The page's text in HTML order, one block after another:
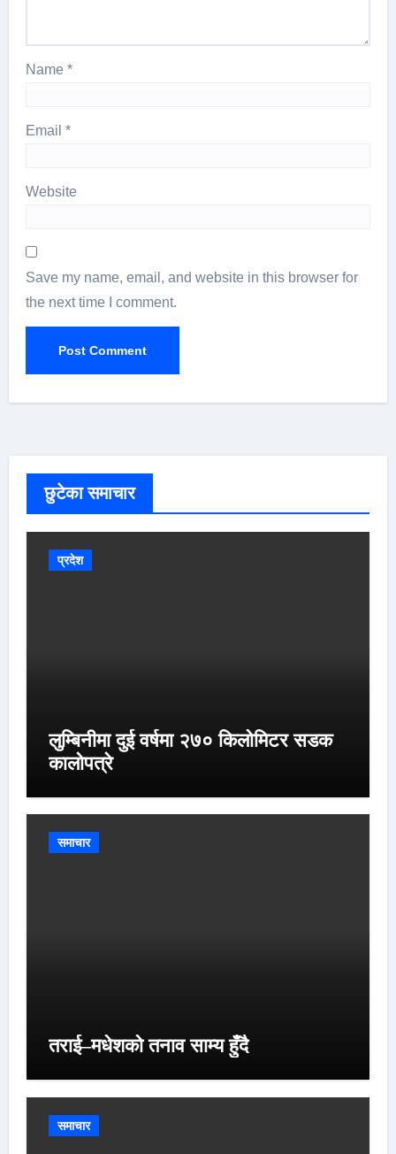
Name*
Email*
Website
Save my name, email, and website in this browser for
the next time I comment.
छुटेका समाचार
प्रदेश
लुम्बिनीमा दुई वर्षमा २७० किलोमिटर सडक
कालोपत्रे
समाचार
तराई–मधेशको तनाव साम्य हुँदै
समाचार